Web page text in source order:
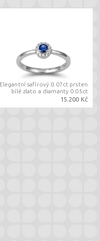
Elegantní safírový 0.07ct prsten
bílé zlato a diamanty 0.05ct
15.200 Kč